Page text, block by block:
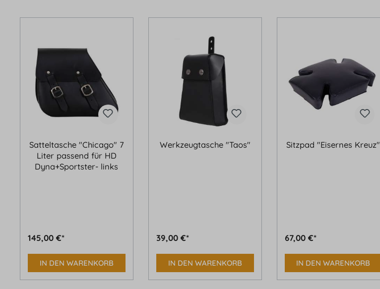
Satteltasche "Chicago" 7
Liter passend für HD
Dyna+Sportster- links
145,00 €*
IN DEN WARENKORB
Werkzeugtasche "Taos"
39,00 €*
IN DEN WARENKORB
Sitzpad "Eisernes Kreuz"
67,00 €*
IN DEN WARENKORB